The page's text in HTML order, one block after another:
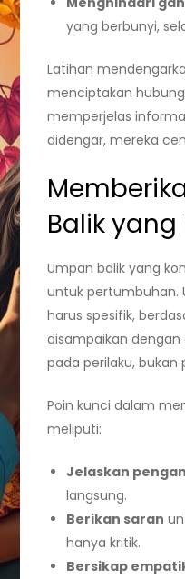
yang berbunyi,
Latihan
menciptakan
memperjelas
didengar, mereka
Balik
Umpan balik yang
untuk pertumbuhan.
harus spesifik,
disampaikan dengan
pada perilaku, bukan
Poin kunci dalam
meliputi:
Jelaskan
langsung.
Berikan saran
hanya kritik.
Bersikap